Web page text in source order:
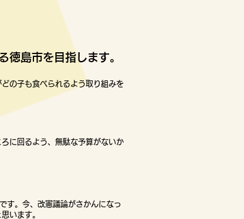
徳島市を目指します。
の子も食べられるよう取り組みを
に回るよう、 無駄な予算がないか
す。今、改憲議論がさかんになっ
います。